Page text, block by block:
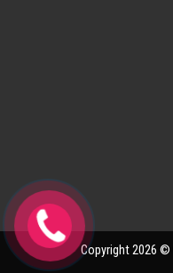
Copyright 2026 ©